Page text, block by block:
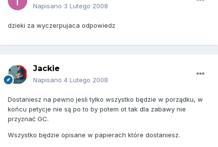
Napisano 3 Lutego 2008
dzieki za wyczerpujaca odpowiedz
Jackie
Napisano 4 Lutego 2008
Dostaniesz na pewno jesli tylko wszystko będzie w porządku, w
końcu petycje nie są po to by potem ot tak dla zabawy nie
przyznać GC.
Wszystko będzie opisane w papierach które dostaniesz.